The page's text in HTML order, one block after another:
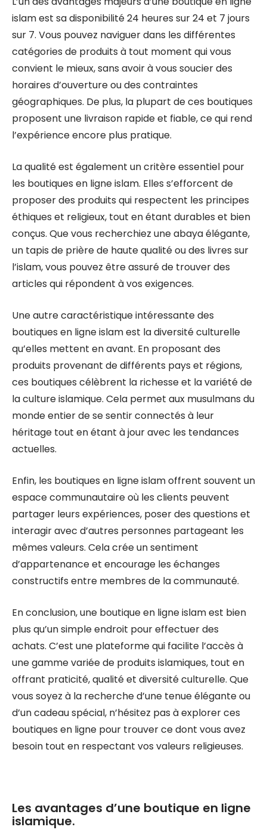
islam est sa disponibilité 24 heures sur 24 et 7 jours
sur 7. Vous pouvez naviguer dans les différentes
catégories de produits à tout moment qui vous
convient le mieux, sans avoir à vous soucier des
horaires d’ouverture ou des contraintes
géographiques. De plus, la plupart de ces boutiques
proposent une livraison rapide et fiable, ce qui rend
l’expérience encore plus pratique.
La qualité est également un critère essentiel pour
les boutiques en ligne islam. Elles s’efforcent de
proposer des produits qui respectent les principes
éthiques et religieux, tout en étant durables et bien
conçus. Que vous recherchiez une abaya élégante,
un tapis de prière de haute qualité ou des livres sur
l’islam, vous pouvez être assuré de trouver des
articles qui répondent à vos exigences.
Une autre caractéristique intéressante des
boutiques en ligne islam est la diversité culturelle
qu’elles mettent en avant. En proposant des
produits provenant de différents pays et régions,
ces boutiques célèbrent la richesse et la variété de
la culture islamique. Cela permet aux musulmans du
monde entier de se sentir connectés à leur
héritage tout en étant à jour avec les tendances
actuelles.
Enfin, les boutiques en ligne islam offrent souvent un
espace communautaire où les clients peuvent
partager leurs expériences, poser des questions et
interagir avec d’autres personnes partageant les
mêmes valeurs. Cela crée un sentiment
d’appartenance et encourage les échanges
constructifs entre membres de la communauté.
En conclusion, une boutique en ligne islam est bien
plus qu’un simple endroit pour effectuer des
achats. C’est une plateforme qui facilite l’accès à
une gamme variée de produits islamiques, tout en
offrant praticité, qualité et diversité culturelle. Que
vous soyez à la recherche d’une tenue élégante ou
d’un cadeau spécial, n’hésitez pas à explorer ces
boutiques en ligne pour trouver ce dont vous avez
besoin tout en respectant vos valeurs religieuses.
Les avantages d’une boutique en ligne
islamique.